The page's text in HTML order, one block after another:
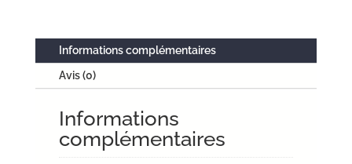
haute
-
volume
Informations complémentaires
Avis (0)
Informations
complémentaires